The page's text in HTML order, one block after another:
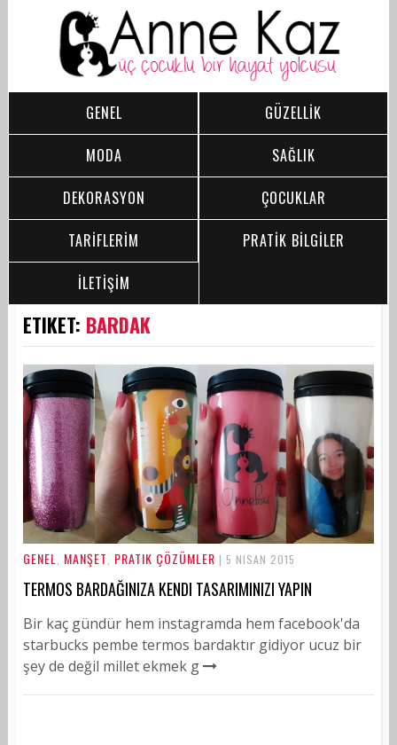
GENEL
GÜZELLİK
MODA
SAĞLIK
DEKORASYON
ÇOCUKLAR
TARİFLERİM
PRATİK BİLGİLER
İLETİŞİM
ETIKET: BARDAK
GENEL MANŞET PRATIK ÇÖZÜMLER | 5 NISAN 2015
TERMOS BARDAĞINIZA KENDI TASARIMINIZI YAPIN
Bir kaç gündür hem instagramda hem facebook'da
starbucks pembe termos bardaktır gidiyor ucuz bir
şey de değil millet ekmek g